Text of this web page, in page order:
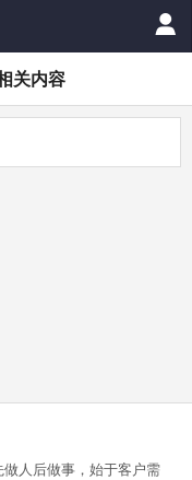
关内容
人后做事，始于客户需